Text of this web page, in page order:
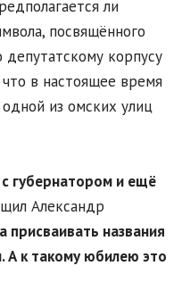
ли
посвящённого
депутатскому корпусу
в настоящее время
из омских улиц
с губернатором и ещё
Александр
присваивать названия
А к такому юбилею это